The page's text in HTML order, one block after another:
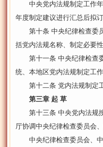
中央党内法规制定工作年
年度制定建议进行汇总后拟
第十条 中央纪律检查委员
括党内法规名称、制定必要
第十一条 中央纪律检查委
统、本地区党内法规制定工作
第十二条 党内法规制定工
第三章 起 草
第十三条 中央党内法规按
厅协调中央纪律检查委员会
中央纪律检查委员会、中